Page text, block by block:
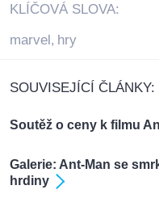
KLÍČOVÁ SLOVA:
marvel, hry
SOUVISEJÍCÍ ČLÁNKY:
Soutěž o ceny k filmu
Galerie: Ant-Man se
hrdiny